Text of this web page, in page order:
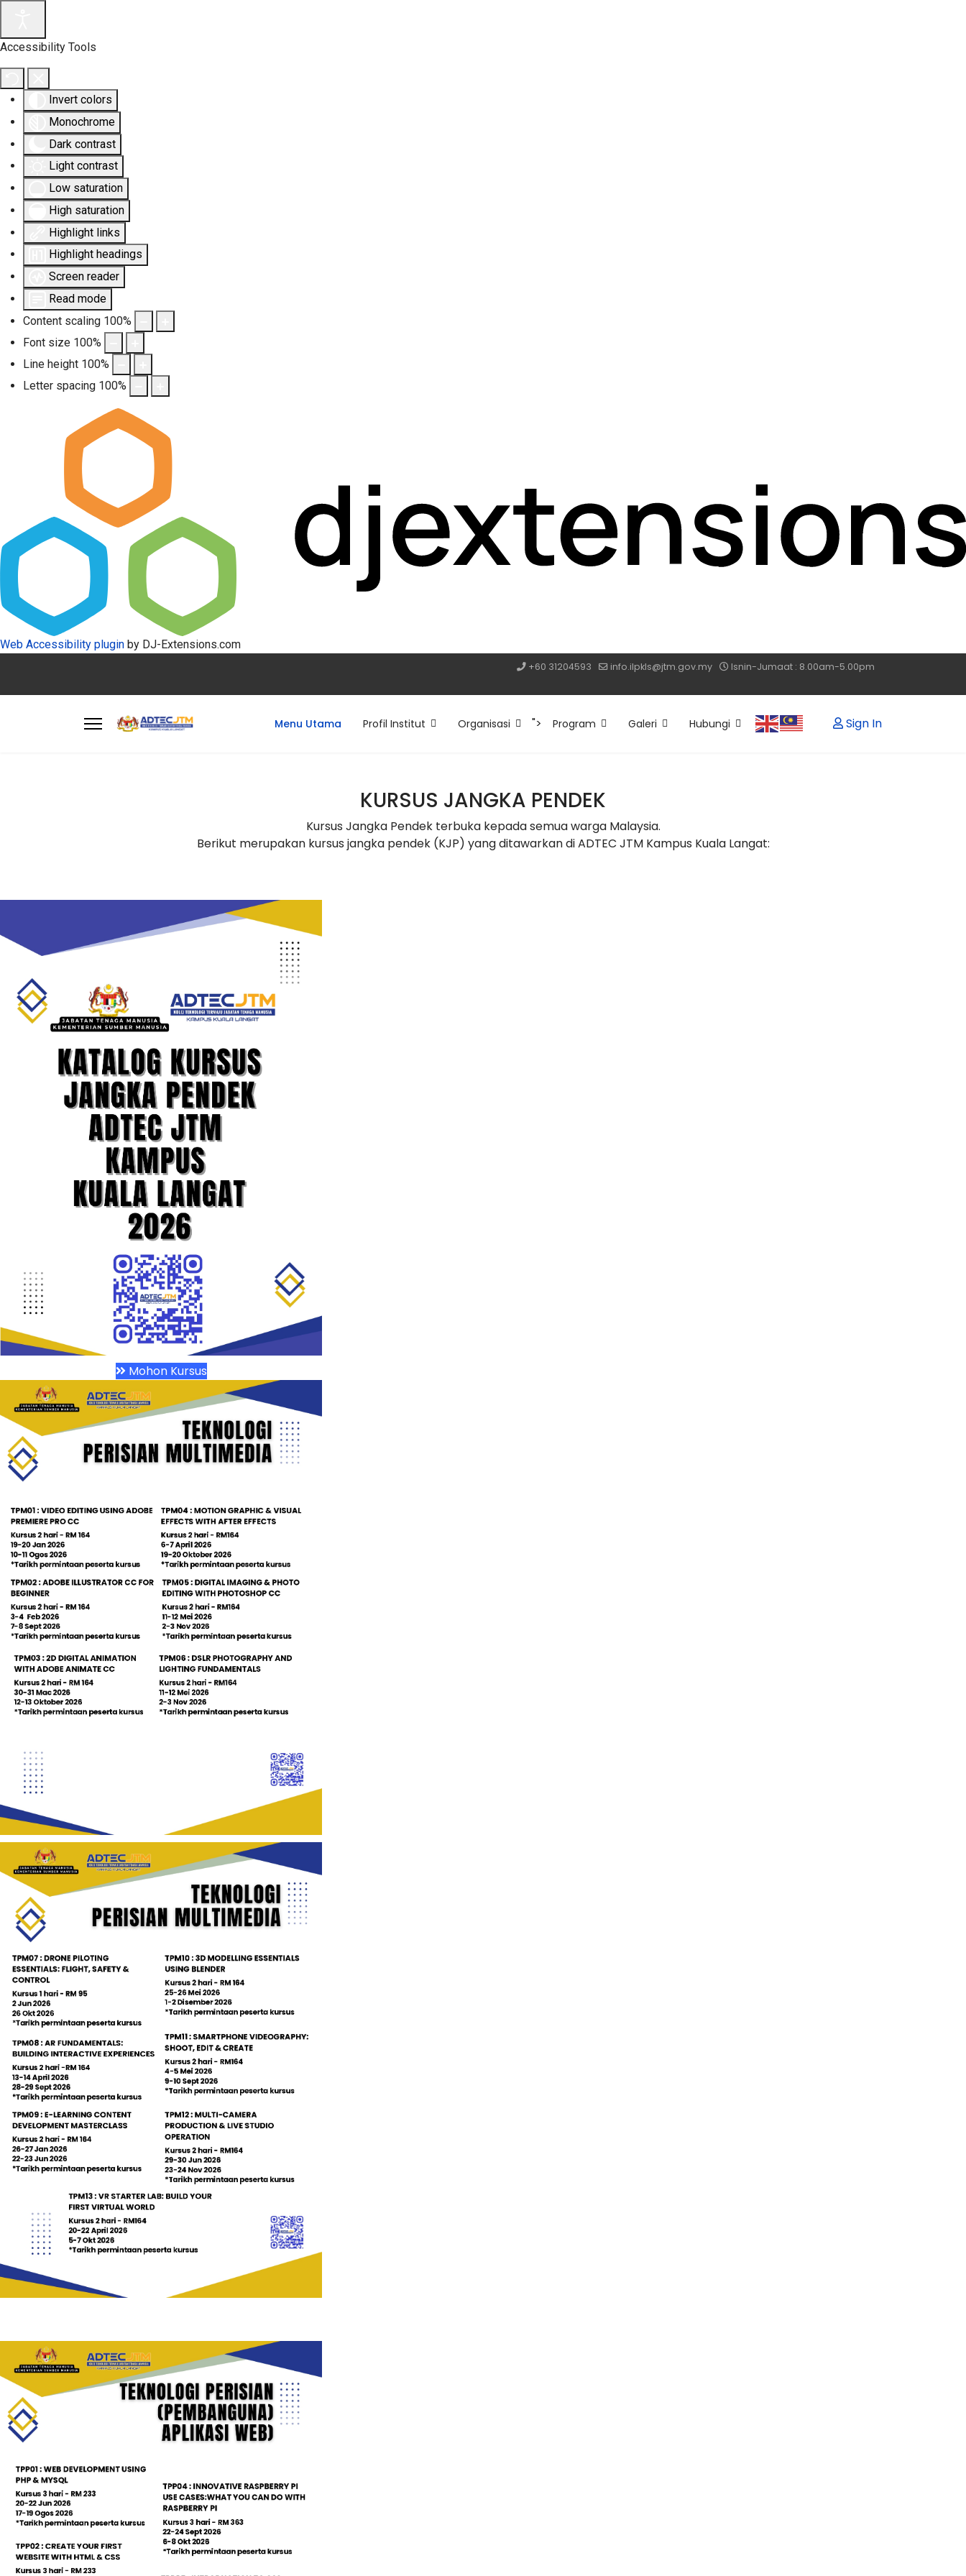
Accessibility Tools
Invert colors
Monochrome
Dark contrast
Light contrast
Low saturation
High saturation
Highlight links
Highlight headings
Screen reader
Read mode
Content scaling 100%
Font size 100%
Line height 100%
Letter spacing 100%
Web Accessibility plugin by DJ-Extensions.com
+60 31204593 info.ilpkls@jtm.gov.my Isnin-Jumaat : 8.00am-5.00pm
Menu Utama Profil Institut Organisasi "> Program Galeri Hubungi Sign In
KURSUS JANGKA PENDEK
Kursus Jangka Pendek terbuka kepada semua warga Malaysia.
Berikut merupakan kursus jangka pendek (KJP) yang ditawarkan di ADTEC JTM Kampus Kuala Langat:
Mohon Kursus